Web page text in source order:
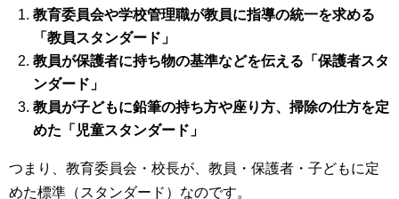
教育委員会や学校管理職が教員に指導の統一を求める
「教員スタンダード」
教員が保護者に持ち物の基準などを伝える「保護者スタ
ンダード」
教員が子どもに鉛筆の持ち方や座り方、掃除の仕方を定
めた「児童スタンダード」
つまり、教育委員会・校長が、教員・保護者・子どもに定
めた標準（スタンダード）なのです。